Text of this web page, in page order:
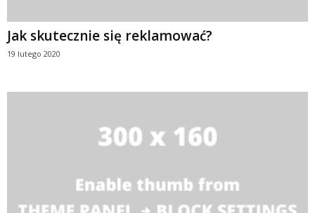
Jak skutecznie się reklamować?
19 lutego 2020